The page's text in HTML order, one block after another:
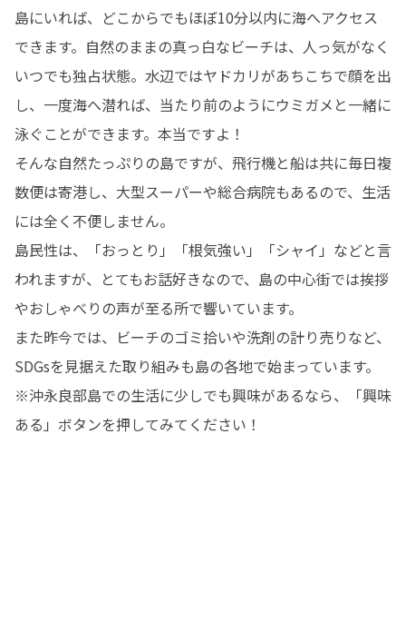
島にいれば、どこからでもほぼ10分以内に海へアクセス
できます。自然のままの真っ白なビーチは、人っ気がなく
いつでも独占状態。水辺ではヤドカリがあちこちで顔を出
し、一度海へ潜れば、当たり前のようにウミガメと一緒に
泳ぐことができます。本当ですよ！
そんな自然たっぷりの島ですが、飛行機と船は共に毎日複
数便は寄港し、大型スーパーや総合病院もあるので、生活
には全く不便しません。
島民性は、「おっとり」「根気強い」「シャイ」などと言
われますが、とてもお話好きなので、島の中心街では挨拶
やおしゃべりの声が至る所で響いています。
また昨今では、ビーチのゴミ拾いや洗剤の計り売りなど、
SDGsを見据えた取り組みも島の各地で始まっています。
※沖永良部島での生活に少しでも興味があるなら、「興味
ある」ボタンを押してみてください！